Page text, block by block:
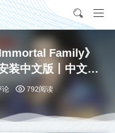
Family》
装中文版丨中文版
下载
论 792阅读